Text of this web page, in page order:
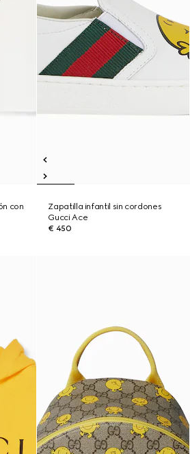
con
Zapatilla infantil sin cordones
Gucci Ace
€ 450